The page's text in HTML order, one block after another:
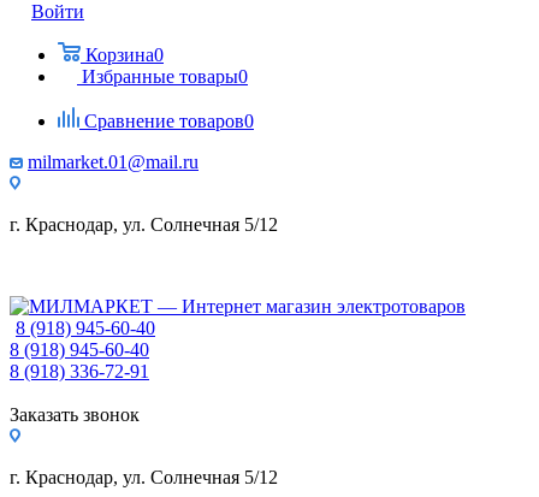
Войти
Корзина0
Избранные товары0
Сравнение товаров0
milmarket.01@mail.ru
г. Краснодар, ул. Солнечная 5/12
8 (918) 945-60-40
8 (918) 945-60-40
8 (918) 336-72-91
Заказать звонок
г. Краснодар, ул. Солнечная 5/12